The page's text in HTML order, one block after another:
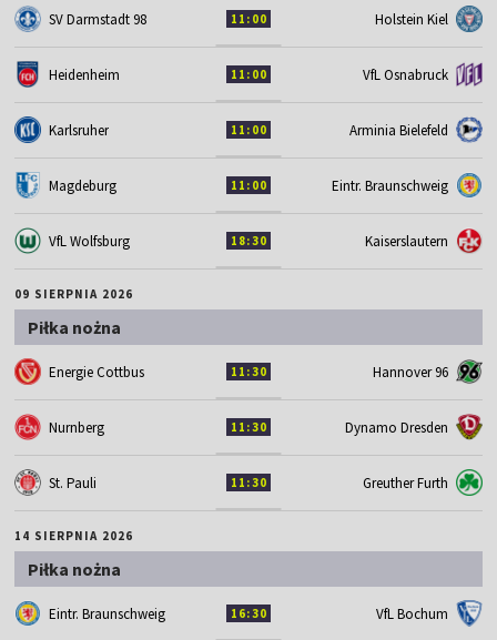
SV Darmstadt 98 11:00 Holstein Kiel
Heidenheim 11:00 VfL Osnabruck
Karlsruher 11:00 Arminia Bielefeld
Magdeburg 11:00 Eintr. Braunschweig
VfL Wolfsburg 18:30 Kaiserslautern
09 SIERPNIA 2026
Piłka nożna
Energie Cottbus 11:30 Hannover 96
Nurnberg 11:30 Dynamo Dresden
St. Pauli 11:30 Greuther Furth
14 SIERPNIA 2026
Piłka nożna
Eintr. Braunschweig 16:30 VfL Bochum